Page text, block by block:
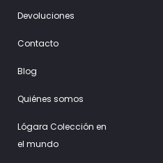
Devoluciones
Contacto
Blog
Quiénes somos
Lógara Colección en
el mundo